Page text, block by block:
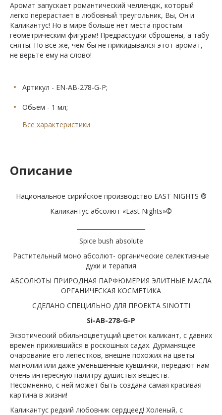
Аромат запускает романтический челлендж, который
легко перерастает в любовный треугольник, Вы, Он и
Каликантус! Но в мире больше нет места простым
геометрическим фигурам! Предрассудки сброшены, а табу
сняты. Но все же, чем бы не прикидывался этот аромат,
не верьте ему на слово!
Артикул - EN-AB-278-G-P;
Обьем - 1 мл;
Все характеристики
Описание
Национальное сирийское производство EAST NIGHTS ®
Каликантус абсолют «East Nights»©
Spice bush absolute
Растительный моно абсолют- органические селективные
духи и терапия
АБСОЛЮТЫ ПРИРОДНАЯ ПАРФЮМЕРИЯ ЭЛИТНЫЕ МАСЛА
ОРГАНИЧЕСКАЯ КОСМЕТИКА
СДЕЛАНО СПЕЦИЛЬНО ДЛЯ ПРОЕКТА SINOTTI
Si-AB-278-G-P
Экзотический обильноцветущий цветок каликант, с давних
времен прижившийся в роскошных садах. Дурманящее
очарование его лепестков, внешне похожих на цветы
магнолии или даже уменьшенные кувшинки, передают нам
очень интересную палитру душистых веществ.
Несомненно, с ней может быть создана самая красивая
картина в жизни!
Каликантус редкий любовник сердцеед! Холеный, с